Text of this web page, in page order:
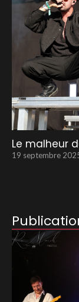
Le malheur
19 septembre